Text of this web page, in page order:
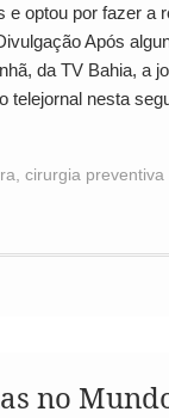
e optou por fazer a
Após
da TV Bahia, a
telejornal nesta
cirurgia preventiva
no